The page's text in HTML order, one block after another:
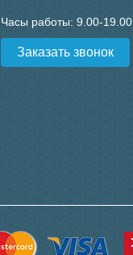
Часы работы: 9.00-19.00
Заказать звонок